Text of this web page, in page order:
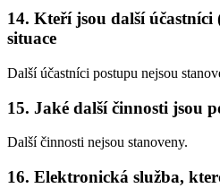
14. Kteří jsou další účastníci
situace
Další účastníci postupu nejsou
15. Jaké další činnosti jsou
Další činnosti nejsou stanoveny.
16. Elektronická služba,